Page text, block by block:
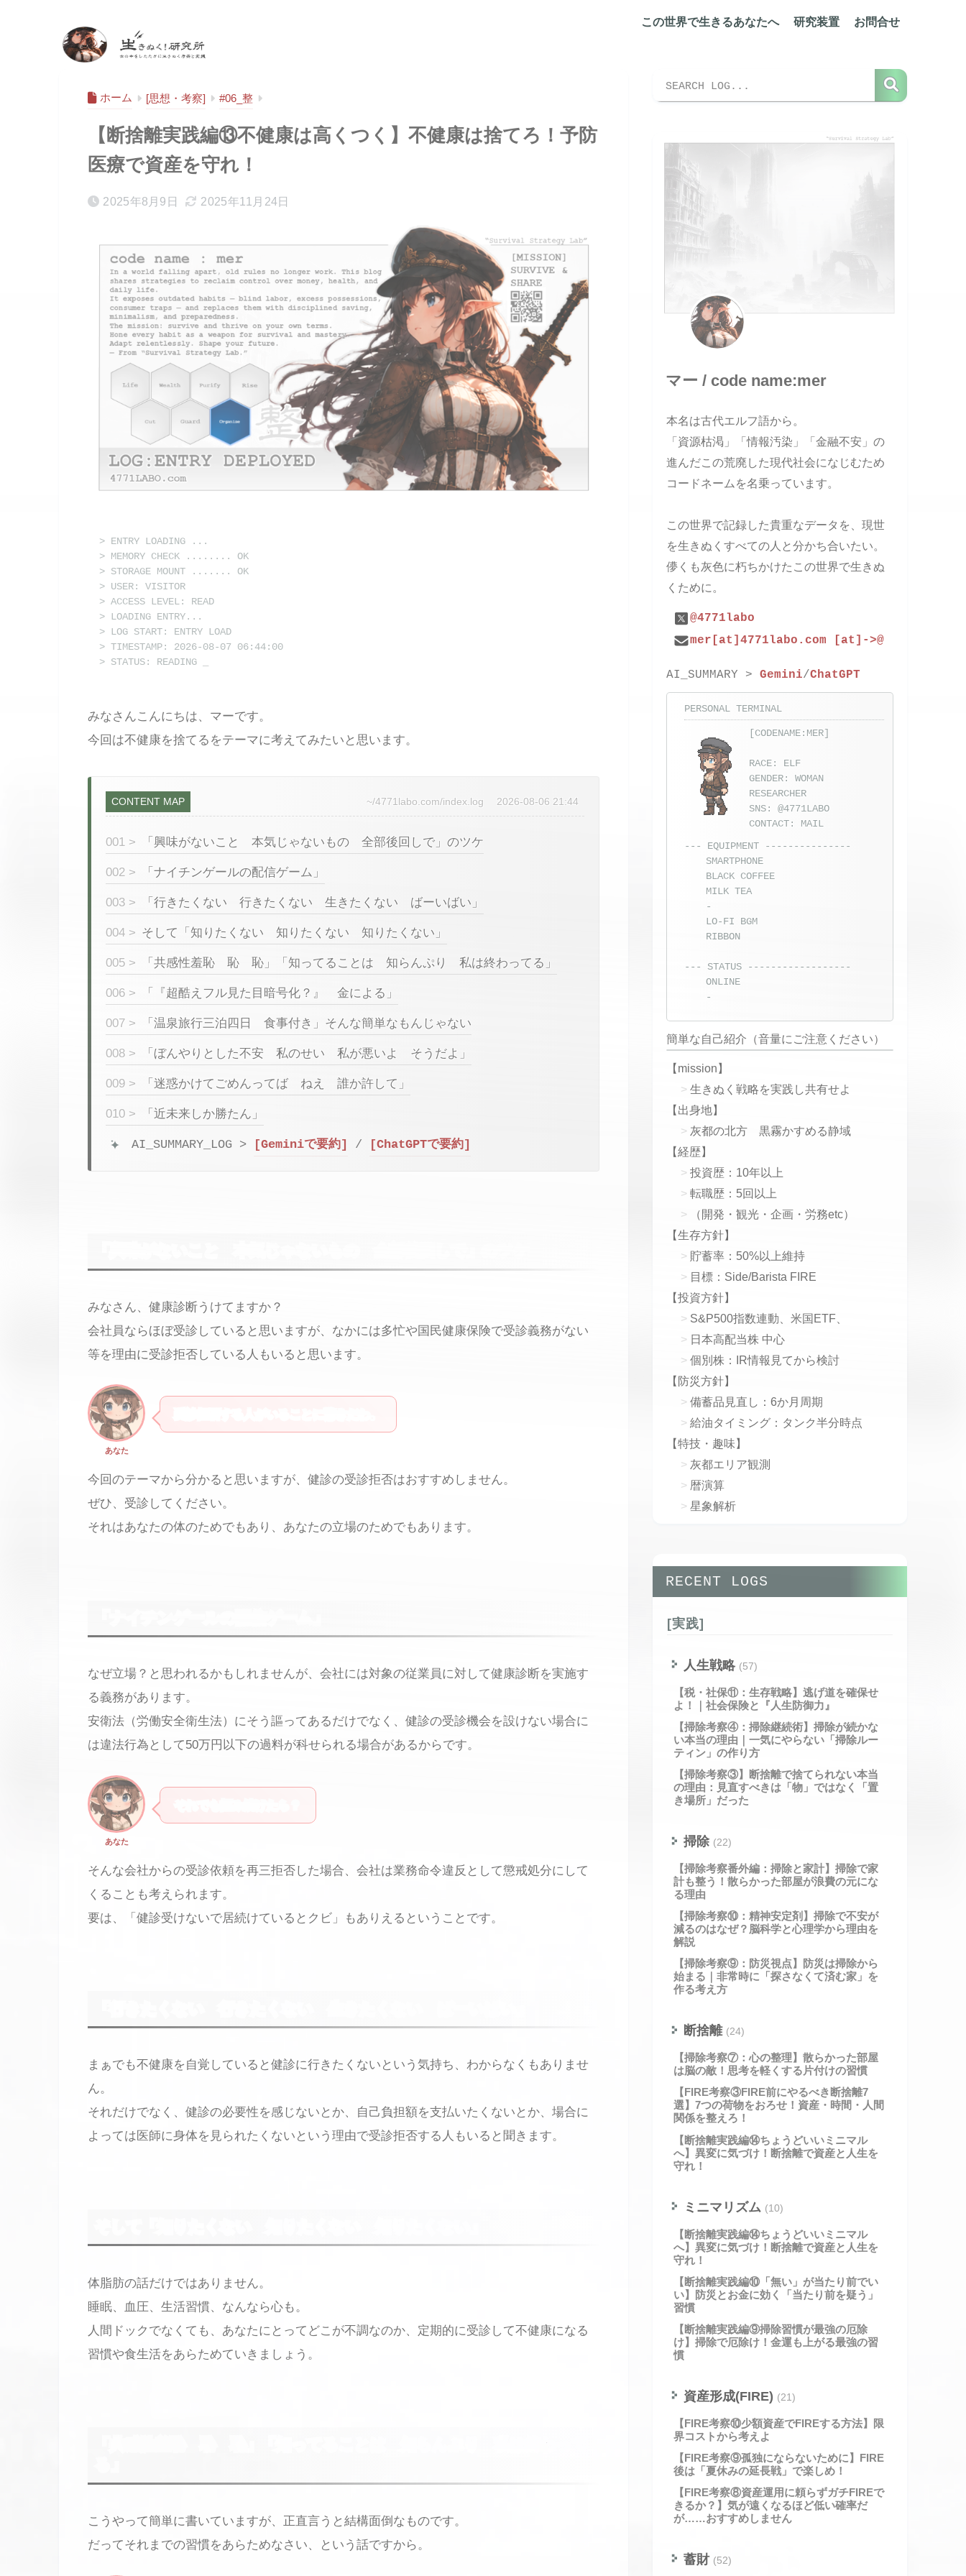
この世界で生きるあなたへ 研究装置 お問合せ
ホーム [思想・考察] #06_整
【断捨離実践編⑬不健康は高くつく】不健康は捨てろ！予防
医療で資産を守れ！
2025年8月9日 2025年11月24日
> ENTRY LOADING ...
> MEMORY CHECK ........ OK
> STORAGE MOUNT ....... OK
> USER: VISITOR
> ACCESS LEVEL: READ
> LOADING ENTRY...
> LOG START: ENTRY LOAD
> TIMESTAMP: 2026-08-07 06:44:00
> STATUS: READING
みなさんこんにちは、マーです。
今回は不健康を捨てるをテーマに考えてみたいと思います。
CONTENT MAP ~/4771labo.com/index.log 2026-08-06 21:44
001 > 「興味がないこと 本気じゃないもの 全部後回しで」のツケ
002 > 「ナイチンゲールの配信ゲーム」
003 > 「行きたくない 行きたくない 生きたくない ばーいばい」
004 > そして「知りたくない 知りたくない 知りたくない」
005 > 「共感性羞恥 恥 恥」「知ってることは 知らんぷり 私は終わってる」
006 > 「『超酷えフル見た目暗号化？』 金による」
007 > 「温泉旅行三泊四日 食事付き」そんな簡単なもんじゃない
008 > 「ぼんやりとした不安 私のせい 私が悪いよ そうだよ」
009 > 「迷惑かけてごめんってば ねえ 誰か許して」
010 > 「近未来しか勝たん」
AI_SUMMARY_LOG > [Geminiで要約] / [ChatGPTで要約]
みなさん、健康診断うけてますか？
会社員ならほぼ受診していると思いますが、なかには多忙や国民健康保険で受診義務がない
等を理由に受診拒否している人もいると思います。
あなた
今回のテーマから分かると思いますが、健診の受診拒否はおすすめしません。
ぜひ、受診してください。
それはあなたの体のためでもあり、あなたの立場のためでもあります。
なぜ立場？と思われるかもしれませんが、会社には対象の従業員に対して健康診断を実施す
る義務があります。
安衛法（労働安全衛生法）にそう謳ってあるだけでなく、健診の受診機会を設けない場合に
は違法行為として50万円以下の過料が科せられる場合があるからです。
あなた
そんな会社からの受診依頼を再三拒否した場合、会社は業務命令違反として懲戒処分にして
くることも考えられます。
要は、「健診受けないで居続けているとクビ」もありえるということです。
まぁでも不健康を自覚していると健診に行きたくないという気持ち、わからなくもありませ
ん。
それだけでなく、健診の必要性を感じないとか、自己負担額を支払いたくないとか、場合に
よっては医師に身体を見られたくないという理由で受診拒否する人もいると聞きます。
体脂肪の話だけではありません。
睡眠、血圧、生活習慣、なんなら心も。
人間ドックでなくても、あなたにとってどこが不調なのか、定期的に受診して不健康になる
習慣や食生活をあらためていきましょう。
「共感性羞恥 恥 恥」「知ってることは 知らんぷり 私は終わって
こうやって簡単に書いていますが、正直言うと結構面倒なものです。
だってそれまでの習慣をあらためなさい、という話ですから。
マー / code name:mer
本名は古代エルフ語から。
「資源枯渇」「情報汚染」「金融不安」の
進んだこの荒廃した現代社会になじむため
コードネームを名乗っています。
この世界で記録した貴重なデータを、現世
を生きぬくすべての人と分かち合いたい。
儚くも灰色に朽ちかけたこの世界で生きぬ
くために。
@4771labo
mer[at]4771labo.com [at]->@
AI_SUMMARY >Gemini/ChatGPT
PERSONAL TERMINAL
[CODENAME:MER]
RACE: ELF
GENDER: WOMAN
RESEARCHER
SNS:@4771LABO
CONTACT: MAIL
--- EQUIPMENT ---------------
SMARTPHONE
BLACK COFFEE
MILK TEA
-
LO-FI BGM
RIBBON
--- STATUS ------------------
ONLINE
-
簡単な自己紹介（音量にご注意ください）
【mission】
生きぬく戦略を実践し共有せよ
【出身地】
灰都の北方 黒霧かすめる静域
【経歴】
投資歴：10年以上
転職歴：5回以上
（開発・観光・企画・労務etc）
【生存方針】
貯蓄率：50%以上維持
目標：Side/Barista FIRE
【投資方針】
S&P500指数連動、米国ETF、
日本高配当株 中心
個別株：IR情報見てから検討
【防災方針】
備蓄品見直し：6か月周期
給油タイミング：タンク半分時点
【特技・趣味】
灰都エリア観測
暦演算
星象解析
RECENT LOGS
[実践]
人生戦略 (57)
【税・社保⑪：生存戦略】逃げ道を確保せ
よ！｜社会保険と『人生防御力』
【掃除考察④：掃除継続術】掃除が続かな
い本当の理由｜一気にやらない「掃除ルー
ティン」の作り方
【掃除考察③】断捨離で捨てられない本当
の理由：見直すべきは「物」ではなく「置
き場所」だった
掃除 (22)
【掃除考察番外編：掃除と家計】掃除で家
計も整う！散らかった部屋が浪費の元にな
る理由
【掃除考察⑩：精神安定剤】掃除で不安が
減るのはなぜ？脳科学と心理学から理由を
解説
【掃除考察⑨：防災視点】防災は掃除から
始まる｜非常時に「探さなくて済む家」を
作る考え方
断捨離 (24)
【掃除考察⑦：心の整理】散らかった部屋
は脳の敵！思考を軽くする片付けの習慣
【FIRE考察③FIRE前にやるべき断捨離7
選】7つの荷物をおろせ！資産・時間・人間
関係を整えろ！
【断捨離実践編⑭ちょうどいいミニマル
へ】異変に気づけ！断捨離で資産と人生を
守れ！
ミニマリズム (10)
【断捨離実践編⑭ちょうどいいミニマル
へ】異変に気づけ！断捨離で資産と人生を
守れ！
【断捨離実践編⑩「無い」が当たり前でい
い】防災とお金に効く「当たり前を疑う」
習慣
【断捨離実践編⑨掃除習慣が最強の厄除
け】掃除で厄除け！金運も上がる最強の習
慣
資産形成(FIRE) (21)
【FIRE考察⑩少額資産でFIREする方法】限
界コストから考えよ
【FIRE考察⑨孤独にならないために】FIRE
後は「夏休みの延長戦」で楽しめ！
【FIRE考察⑧資産運用に頼らずガチFIREで
きるか？】気が遠くなるほど低い確率だ
が……おすすめしません
蓄財 (52)